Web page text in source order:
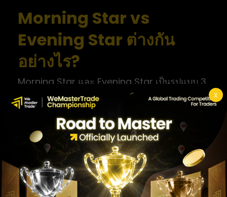
X
Morning Star vs
Evening Star ต่างกัน
อย่างไร?
Morning Star และ Evening Star เป็นรูปแบบ 3
แท่งที่เป็นเหมือนกระจกสะท้อนของกันและกัน
ตารางต่อไปนี้สรุปความแตกต่างหลัก
หัวข้อ
MORNING
STAR
EVENING STAR
แนวโน้ม
ก่อนหน้า
ขาลง
(Downtrend)
ขาขึ้น (Uptrend)